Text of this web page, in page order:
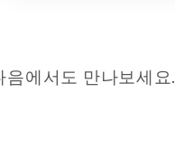
음에서도 만나보세요.